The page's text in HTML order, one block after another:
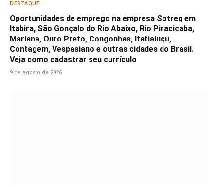
DESTAQUE
Oportunidades de emprego na empresa Sotreq em
Itabira, São Gonçalo do Rio Abaixo, Rio Piracicaba,
Mariana, Ouro Preto, Congonhas, Itatiaiuçu,
Contagem, Vespasiano e outras cidades do Brasil.
Veja como cadastrar seu currículo
9 de agosto de 2026